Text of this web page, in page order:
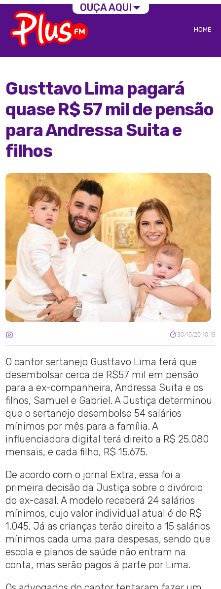
HOME
Gusttavo Lima pagará
quase R$ 57 mil de pensão
para Andressa Suita e
filhos
30/10/20 10:19
O cantor sertanejo Gusttavo Lima terá que
desembolsar cerca de R$57 mil em pensão
para a ex-companheira, Andressa Suita e os
filhos, Samuel e Gabriel. A Justiça determinou
que o sertanejo desembolse 54 salários
mínimos por mês para a família. A
influenciadora digital terá direito a R$ 25.080
mensais, e cada filho, R$ 15.675.
De acordo com o jornal Extra, essa foi a
primeira decisão da Justiça sobre o divórcio
do ex-casal. A modelo receberá 24 salários
mínimos, cujo valor individual atual é de R$
1.045. Já as crianças terão direito a 15 salários
mínimos cada uma para despesas, sendo que
escola e planos de saúde não entram na
conta, mas serão pagos à parte por Lima.
OUÇA AQUI